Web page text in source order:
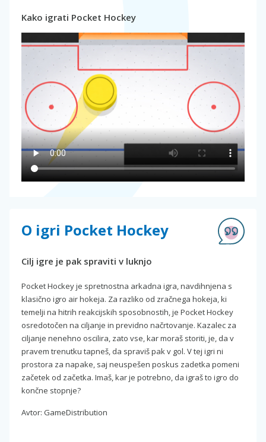
Kako igrati Pocket Hockey
O igri Pocket Hockey
Cilj igre je pak spraviti v luknjo
Pocket Hockey je spretnostna arkadna igra, navdihnjena s
klasično igro air hokeja. Za razliko od zračnega hokeja, ki
temelji na hitrih reakcijskih sposobnostih, je Pocket Hockey
osredotočen na ciljanje in previdno načrtovanje. Kazalec za
ciljanje nenehno oscilira, zato vse, kar moraš storiti, je, da v
pravem trenutku tapneš, da spraviš pak v gol. V tej igri ni
prostora za napake, saj neuspešen poskus zadetka pomeni
začetek od začetka. Imaš, kar je potrebno, da igraš to igro do
končne stopnje?
Avtor: GameDistribution